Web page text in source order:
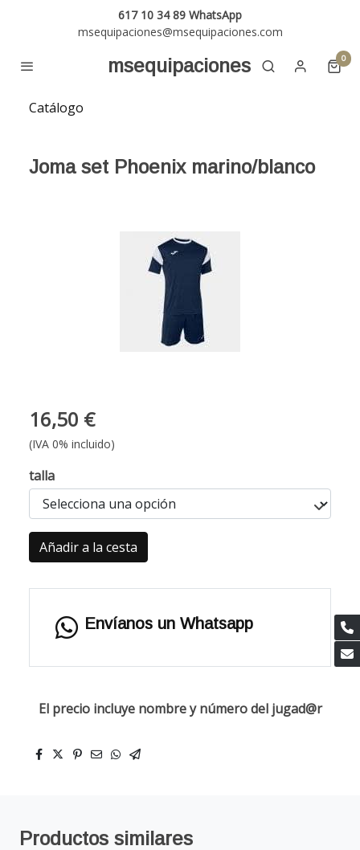
617 10 34 89 WhatsApp
msequipaciones@msequipaciones.com
msequipaciones 0
Catálogo
Joma set Phoenix marino/blanco
16,50 €
(IVA 0% incluido)
talla
Añadir a la cesta
Envíanos un Whatsapp
El precio incluye nombre y número del jugad@r
Productos similares